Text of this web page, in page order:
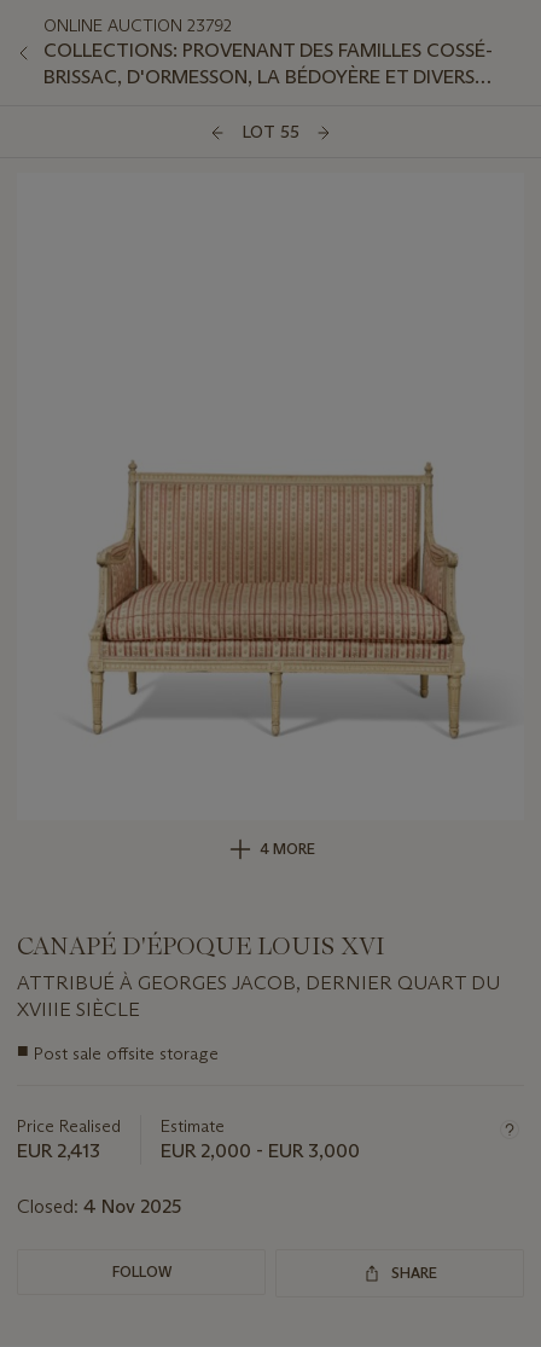
ONLINE AUCTION 23792
COLLECTIONS: PROVENANT DES FAMILLES COSSÉ-
BRISSAC, D'ORMESSON, LA BÉDOYÈRE ET DIVERS
LOT 55
4 MORE
CANAPÉ D'ÉPOQUE LOUIS XVI
ATTRIBUÉ À GEORGES JACOB, DERNIER QUART DU
XVIIIE SIÈCLE
Important
lot
■ Post sale offsite storage
Price Realised
EUR 2,413
Estimate
EUR 2,000 - EUR 3,000
Closed: 4 Nov 2025
FOLLOW SHARE